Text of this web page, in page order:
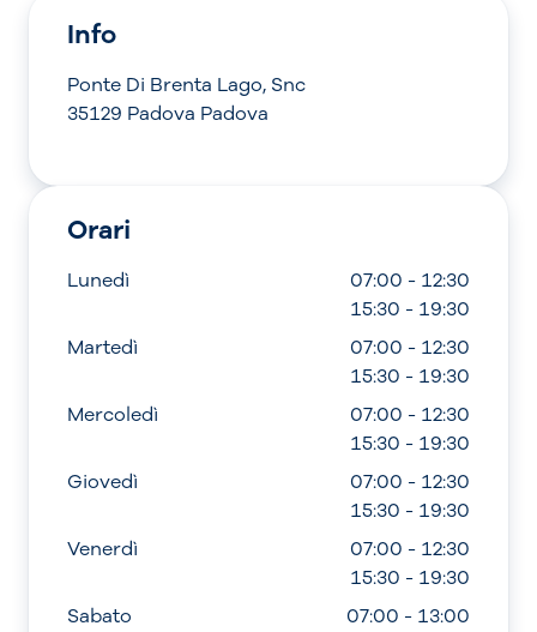
Info
Ponte Di Brenta Lago, Snc
35129 Padova Padova
Orari
Lunedì
07:00 - 12:30
15:30 - 19:30
Martedì
07:00 - 12:30
15:30 - 19:30
Mercoledì
07:00 - 12:30
15:30 - 19:30
Giovedì
07:00 - 12:30
15:30 - 19:30
Venerdì
07:00 - 12:30
15:30 - 19:30
Sabato
07:00 - 13:00